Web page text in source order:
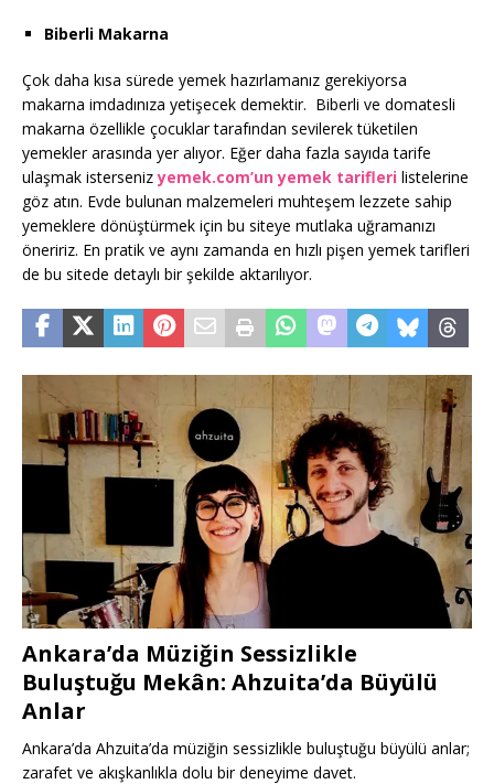
Biberli Makarna
Çok daha kısa sürede yemek hazırlamanız gerekiyorsa
makarna imdadınıza yetişecek demektir. Biberli ve domatesli
makarna özellikle çocuklar tarafından sevilerek tüketilen
yemekler arasında yer alıyor. Eğer daha fazla sayıda tarife
ulaşmak istersenizyemek.com’un yemek tarifleri listelerine
göz atın. Evde bulunan malzemeleri muhteşem lezzete sahip
yemeklere dönüştürmek için bu siteye mutlaka uğramanızı
öneririz. En pratik ve aynı zamanda en hızlı pişen yemek tarifleri
de bu sitede detaylı bir şekilde aktarılıyor.
Ankara’da Müziğin Sessizlikle
Buluştuğu Mekân: Ahzuita’da Büyülü
Anlar
Ankara’da Ahzuita’da müziğin sessizlikle buluştuğu büyülü anlar;
zarafet ve akışkanlıkla dolu bir deneyime davet.